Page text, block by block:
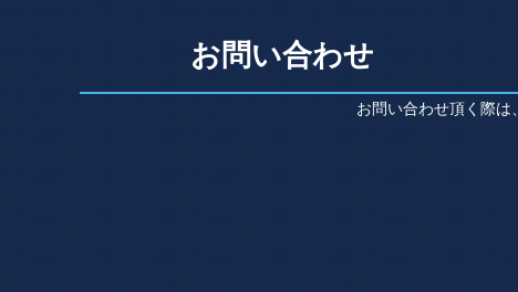
お問い合わせ
お問い合わせ頂く際は